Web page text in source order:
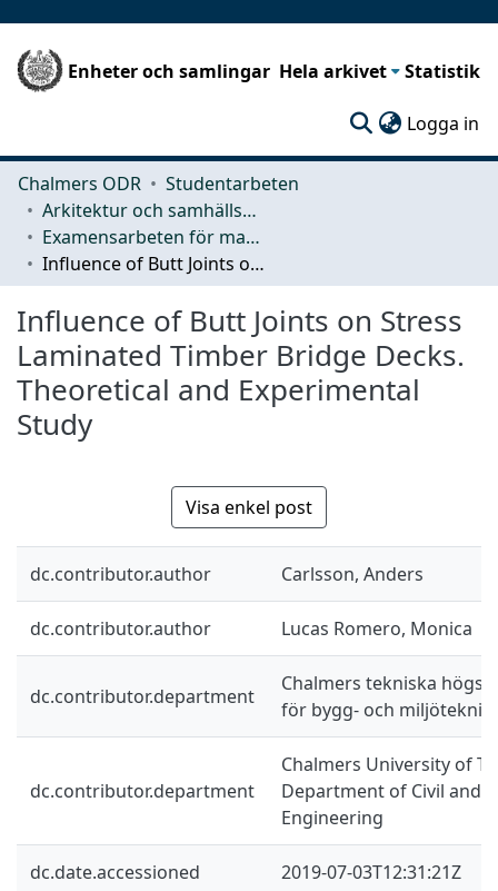
Enheter och samlingar Hela arkivet Statistik
Logga in
Chalmers ODR
Studentarbeten
Arkitektur och samhällsbyggnadsteknik (ACE)
Examensarbeten för masterexamen
Influence of Butt Joints on Stress Laminated Timber Bridge Decks. Theoretical and Experimental Study
Influence of Butt Joints on Stress
Laminated Timber Bridge Decks.
Theoretical and Experimental
Study
Visa enkel post
dc.contributor.author Carlsson, Anders
dc.contributor.author Lucas Romero, Monica
dc.contributor.department
Chalmers tekniska
för bygg- och miljöteknik
dc.contributor.department
Chalmers University of
Department of Civil and
Engineering
dc.date.accessioned 2019-07-03T12:31:21Z